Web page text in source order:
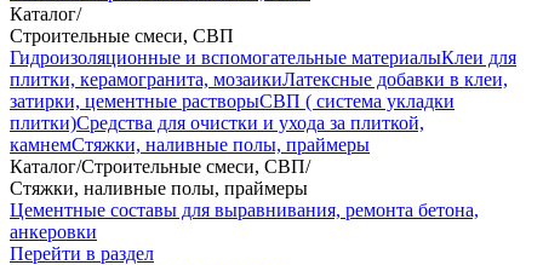
Каталог/
Строительные смеси, СВП
Гидроизоляционные и вспомогательные материалыКлеи для
плитки, керамогранита, мозаикиЛатексные добавки в клеи,
затирки, цементные растворыСВП ( система укладки
плитки)Средства для очистки и ухода за плиткой,
камнемСтяжки, наливные полы, праймеры
Каталог/Строительные смеси, СВП/
Стяжки, наливные полы, праймеры
Цементные составы для выравнивания, ремонта бетона,
анкеровки
Перейти в раздел